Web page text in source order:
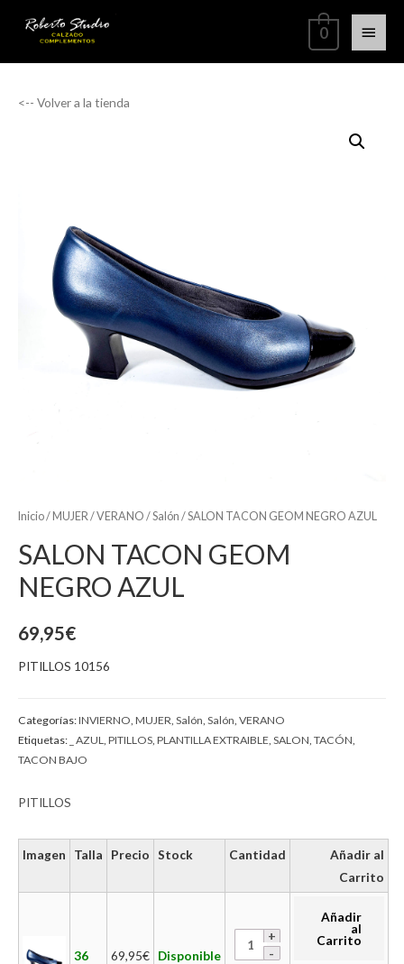
0
<-- Volver a la tienda
Inicio/ MUJER /VERANO /Salón / SALON TACON GEOM NEGRO AZUL
SALON TACON GEOM
NEGRO AZUL
69,95€
PITILLOS 10156
Categorías:INVIERNO MUJER Salón Salón VERANO
Etiquetas: _ AZUL PITILLOS PLANTILLA EXTRAIBLE SALON TACÓN
TACON BAJO
PITILLOS
Imagen Talla Precio Stock Cantidad
Añadir al
Carrito
36 69,95€ Disponible
Añadir
al
Carrito